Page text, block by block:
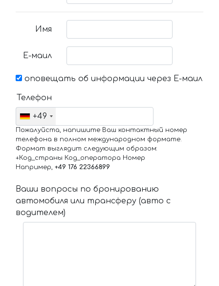
Имя
Е-маил
оповещать об информации через Е-маил
Телефон
+49
Пожалуйста, напишите Ваш контактный номер
телефона в полном международном формате.
Формат выглядит следующим образом:
+Код_страны Код_оператора Номер
Например, +49 176 22366899
Ваши вопросы по бронированию
автомобиля или трансферу (авто с
водителем)